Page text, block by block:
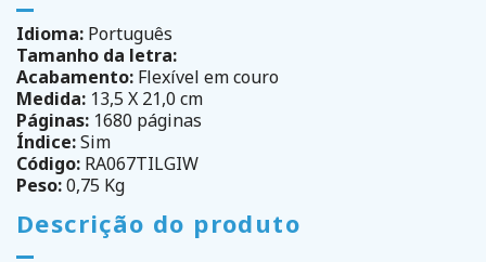
Idioma: Português
Tamanho da letra:
Acabamento: Flexível em couro
Medida: 13,5 X 21,0 cm
Páginas: 1680 páginas
Índice:Sim
Código: RA067TILGIW
Peso:0,75 Kg
Descrição do produto